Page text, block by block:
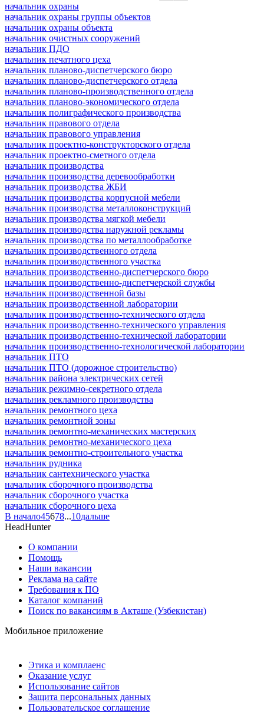
начальник охраны
начальник охраны группы объектов
начальник охраны объекта
начальник очистных сооружений
начальник ПДО
начальник печатного цеха
начальник планово-диспетчерского бюро
начальник планово-диспетчерского отдела
начальник планово-производственного отдела
начальник планово-экономического отдела
начальник полиграфического производства
начальник правового отдела
начальник правового управления
начальник проектно-конструкторского отдела
начальник проектно-сметного отдела
начальник производства
начальник производства деревообработки
начальник производства ЖБИ
начальник производства корпусной мебели
начальник производства металлоконструкций
начальник производства мягкой мебели
начальник производства наружной рекламы
начальник производства по металлообработке
начальник производственного отдела
начальник производственного участка
начальник производственно-диспетчерского бюро
начальник производственно-диспетчерской службы
начальник производственной базы
начальник производственной лаборатории
начальник производственно-технического отдела
начальник производственно-технического управления
начальник производственно-технической лаборатории
начальник производственно-технологической лаборатории
начальник ПТО
начальник ПТО (дорожное строительство)
начальник района электрических сетей
начальник режимно-секретного отдела
начальник рекламного производства
начальник ремонтного цеха
начальник ремонтной зоны
начальник ремонтно-механических мастерских
начальник ремонтно-механического цеха
начальник ремонтно-строительного участка
начальник рудника
начальник сантехнического участка
начальник сборочного производства
начальник сборочного участка
начальник сборочного цеха
В начало45678...10дальше
HeadHunter
О компании
Помощь
Наши вакансии
Реклама на сайте
Требования к ПО
Каталог компаний
Поиск по вакансиям в Акташе (Узбекистан)
Мобильное приложение
Этика и комплаенс
Оказание услуг
Использование сайтов
Защита персональных данных
Пользовательское соглашение